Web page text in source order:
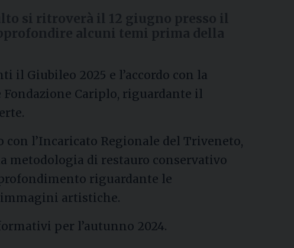
Giubileo 2025 e l’accordo con la
Cariplo, riguardante il
l’Incaricato Regionale del Triveneto,
metodologia di restauro conservativo
riguardante le
artistiche.
per l’autunno 2024.